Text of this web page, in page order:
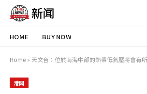
HOME BUY NOW
Home » 天文台：位於南海中部的熱帶低氣壓將會有所增強 於上午7時40分發出一號戒備信號 天文台清晨5時發出特別天氣提示，指按照現時預測，位於南海中部的熱帶低氣壓將會有所增強。天文台會在上午7時40分發出一號戒備信號。預料該熱帶氣旋會在今明兩日（7月2日及3日）大致移向海南島至北部灣一帶，與本港保持400公里或以上的距離。 受其影響，
港聞